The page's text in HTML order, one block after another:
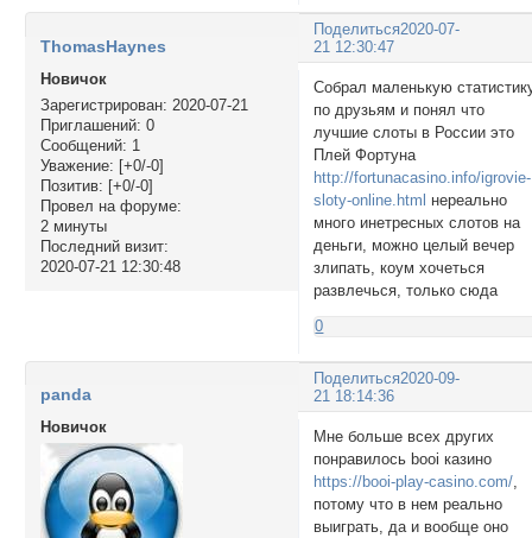
Поделиться2020-07-
21 12:30:47
ThomasHaynes
Новичок
Зарегистрирован: 2020-07-21
Приглашений: 0
Сообщений: 1
Уважение: [+0/-0]
Позитив: [+0/-0]
Провел на форуме:
2 минуты
Последний визит:
2020-07-21 12:30:48
Собрал маленькую
по друзьям и понял что
лучшие слоты в России это
Плей Фортуна
http://fortunacasino.info/igrovie-
sloty-online.html нереально
много инетресных слотов на
деньги, можно целый вечер
злипать, коум хочеться
развлечься, только сюда
0
Поделиться2020-09-
21 18:14:36
panda
Новичок
Мне больше всех других
понравилось booi казино
https://booi-play-casino.com/,
потому что в нем реально
выиграть, да и вообще оно